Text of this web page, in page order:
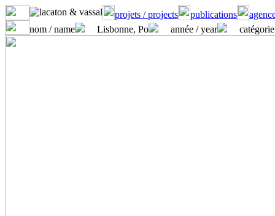
projets / projects publications
nom / name
Lisbonne, Po année / year